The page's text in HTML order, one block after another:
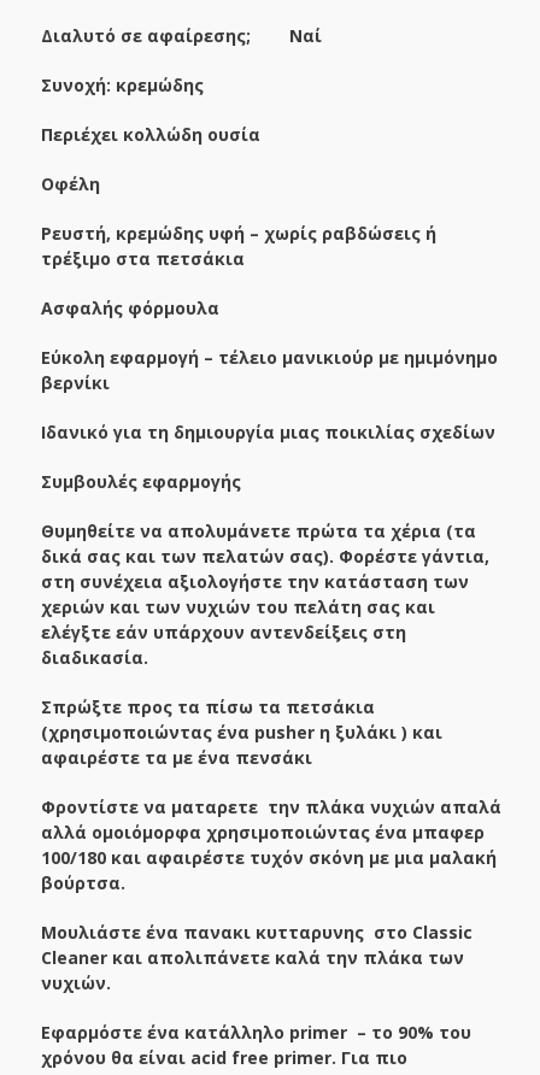
Διαλυτό σε αφαίρεσης; Ναί
Συνοχή: κρεμώδης
Περιέχει κολλώδη ουσία
Οφέλη
Ρευστή, κρεμώδης υφή – χωρίς ραβδώσεις ή
τρέξιμο στα πετσάκια
Ασφαλής φόρμουλα
Εύκολη εφαρμογή – τέλειο μανικιούρ με ημιμόνημο
βερνίκι
Ιδανικό για τη δημιουργία μιας ποικιλίας σχεδίων
Συμβουλές εφαρμογής
Θυμηθείτε να απολυμάνετε πρώτα τα χέρια (τα
δικά σας και των πελατών σας). Φορέστε γάντια,
στη συνέχεια αξιολογήστε την κατάσταση των
χεριών και των νυχιών του πελάτη σας και
ελέγξτε εάν υπάρχουν αντενδείξεις στη
διαδικασία.
Σπρώξτε προς τα πίσω τα πετσάκια
(χρησιμοποιώντας ένα pusher η ξυλάκι ) και
αφαιρέστε τα με ένα πενσάκι
Φροντίστε να ματαρετε την πλάκα νυχιών απαλά
αλλά ομοιόμορφα χρησιμοποιώντας ένα μπαφερ
100/180 και αφαιρέστε τυχόν σκόνη με μια μαλακή
βούρτσα.
Μουλιάστε ένα πανακι κυτταρυνης στο Classic
Cleaner και απολιπάνετε καλά την πλάκα των
νυχιών.
Εφαρμόστε ένα κατάλληλο primer– το 90% του
χρόνου θα είναι acid free primer. Για πιο